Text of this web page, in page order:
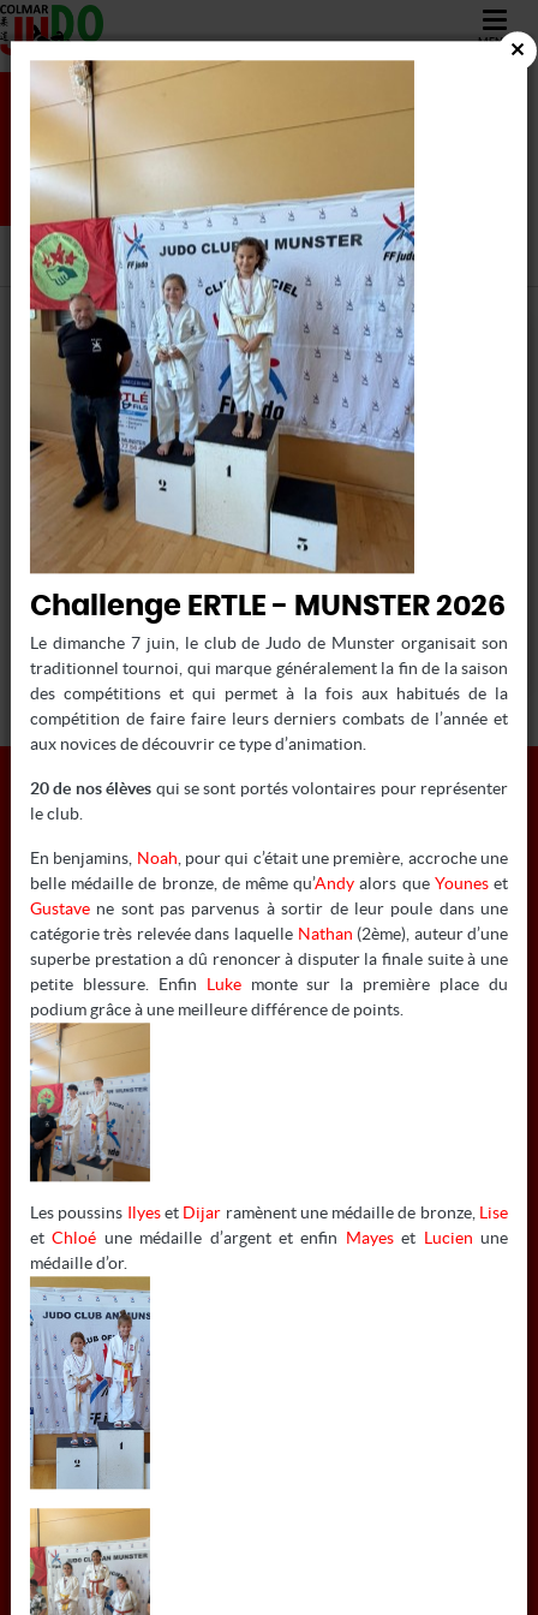
MENU
2024-2025
COLMAR JUDO/Galerie photos / 2024-2025
SCHULER OCT24
INFORMATIONS
COLMAR JUDO
6 RUE MATHIAS GRUNEWALD - 68000 COLMAR
Tél:03 67 10 07 55
Mail:colmarjudo@gmail.com
À NE PAS MANQUER
Actualités
Les cours
Les acteurs
Galerie photos
Contact / documents
RESTEZ INFORMÉS
RETROUVEZ-NOUS SUR...
Challenge ERTLE - MUNSTER 2026
Le dimanche 7 juin, le club de Judo de Munster organisait son
traditionnel tournoi, qui marque généralement la fin de la saison
des compétitions et qui permet à la fois aux habitués de la
compétition de faire faire leurs derniers combats de l’année et
aux novices de découvrir ce type d’animation.
20 de nos élèves qui se sont portés volontaires pour représenter
le club.
En benjamins, Noah , pour qui c’était une première, accroche une
belle médaille de bronze, de même qu’Andy alors que Youneset
Gustave ne sont pas parvenus à sortir de leur poule dans une
catégorie très relevée dans laquelle Nathan (2ème), auteur d’une
superbe prestation a dû renoncer à disputer la finale suite à une
petite blessure. Enfin Luke monte sur la première place du
podium grâce à une meilleure différence de points.
Les poussins Ilyeset Dijar ramènent une médaille de bronze, Lise
etChloé une médaille d’argent et enfin Mayeset Lucienune
médaille d’or.